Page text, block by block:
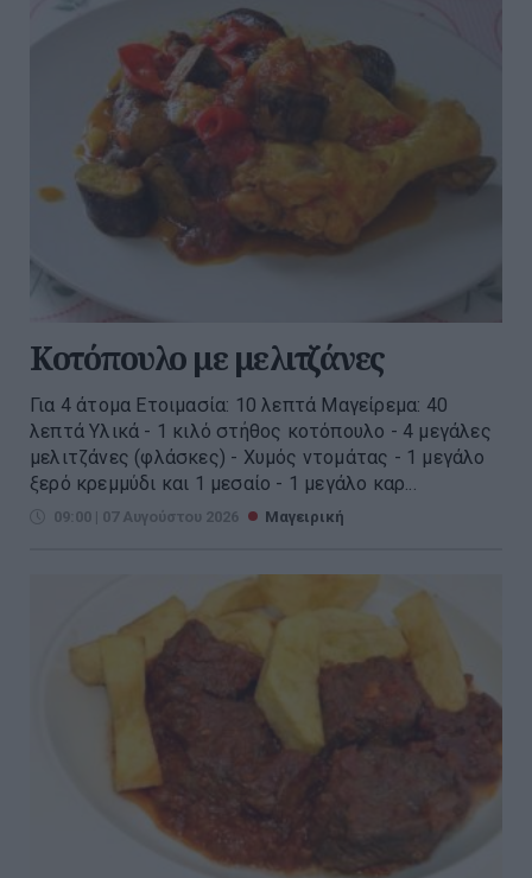
Κοτόπουλο με μελιτζάνες
Για 4 άτομα Ετοιμασία: 10 λεπτά Μαγείρεμα: 40
λεπτά Υλικά - 1 κιλό στήθος κοτόπουλο - 4 μεγάλες
μελιτζάνες (φλάσκες) - Χυμός ντομάτας - 1 μεγάλο
ξερό κρεμμύδι και 1 μεσαίο - 1 μεγάλο καρ...
09:00 | 07 Αυγούστου 2026 Μαγειρική